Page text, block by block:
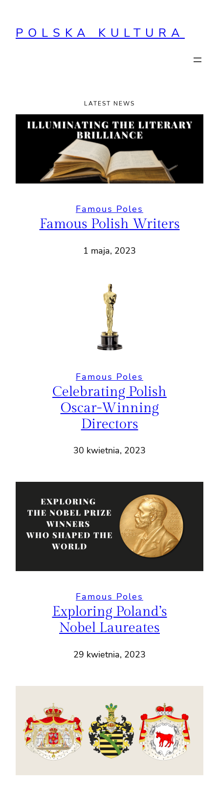
treściPOLSKA KULTURA
LATEST NEWS
Famous Poles
Famous Polish Writers
1 maja, 2023
Famous Poles
Celebrating Polish
Oscar-Winning
Directors
30 kwietnia, 2023
Famous Poles
Exploring Poland’s
Nobel Laureates
29 kwietnia, 2023